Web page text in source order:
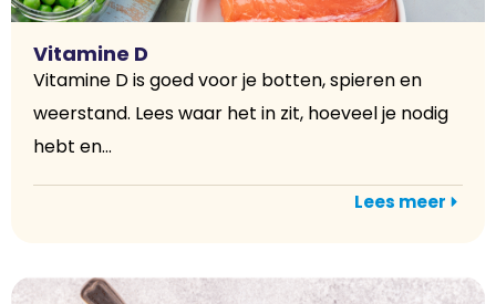
Vitamine D
Vitamine D is goed voor je botten, spieren en
weerstand. Lees waar het in zit, hoeveel je nodig
hebt en...
Lees meer